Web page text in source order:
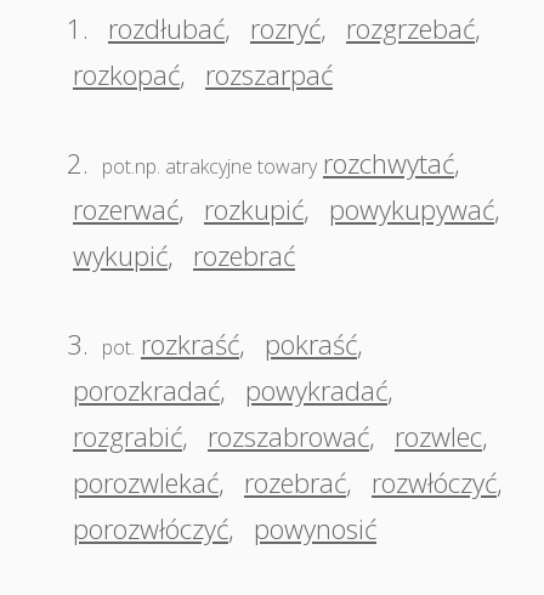
1.
rozdłubać, rozryć, rozgrzebać,
rozkopać, rozszarpać
2. pot.np. atrakcyjne towary rozchwytać,
rozerwać, rozkupić, powykupywać,
wykupić, rozebrać
3. pot. rozkraść, pokraść,
porozkradać, powykradać,
rozgrabić, rozszabrować, rozwlec,
porozwlekać, rozebrać, rozwłóczyć,
porozwłóczyć, powynosić